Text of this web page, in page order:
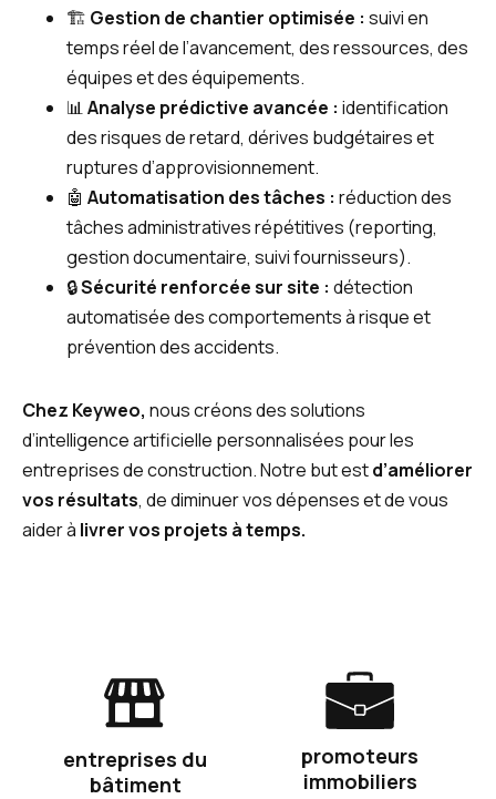
🏗️ Gestion de chantier optimisée : suivi en
temps réel de l’avancement, des ressources, des
équipes et des équipements.
📊Analyse prédictive avancée : identification
des risques de retard, dérives budgétaires et
ruptures d’approvisionnement.
🤖 Automatisation des tâches : réduction des
tâches administratives répétitives (reporting,
gestion documentaire, suivi fournisseurs).
🔒Sécurité renforcée sur site : détection
automatisée des comportements à risque et
prévention des accidents.
Chez Keyweo, nous créons des solutions
d’intelligence artificielle personnalisées pour les
entreprises de construction. Notre but estd’améliorer
vos résultats, de diminuer vos dépenses et de vous
aider à livrer vos projets à temps.
entreprises du
bâtiment
promoteurs
immobiliers